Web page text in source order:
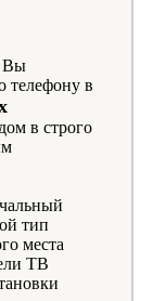
Вы
телефону в
в строго
тип
места
ТВ